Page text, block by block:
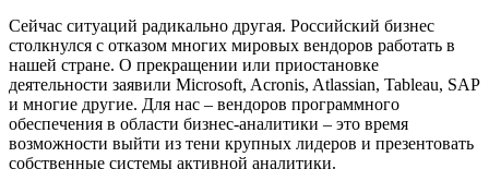
Сейчас ситуаций радикально другая. Российский бизнес
столкнулся с отказом многих мировых вендоров работать в
нашей стране. О прекращении или приостановке
деятельности заявили Microsoft, Acronis, Atlassian, Tableau, SAP
и многие другие. Для нас – вендоров программного
обеспечения в области бизнес-аналитики – это время
возможности выйти из тени крупных лидеров и презентовать
собственные системы активной аналитики.